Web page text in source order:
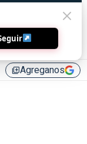
library_addAgreganos